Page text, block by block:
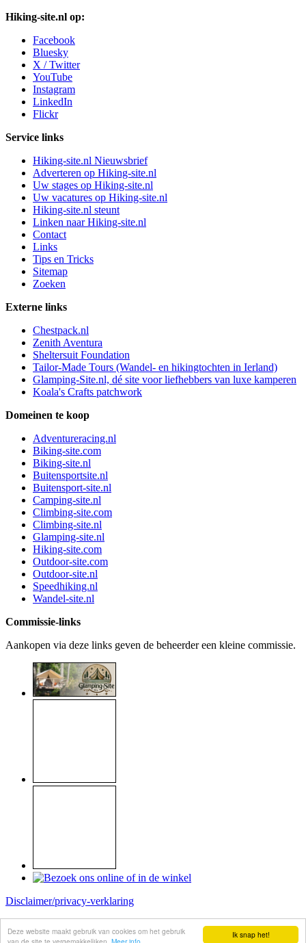
Ik snap het!
Deze website maakt gebruik van cookies om het gebruik
Hiking-site.nl op:
Facebook
Bluesky
X / Twitter
YouTube
Instagram
LinkedIn
Flickr
Service links
Hiking-site.nl Nieuwsbrief
Adverteren op Hiking-site.nl
Uw stages op Hiking-site.nl
Uw vacatures op Hiking-site.nl
Hiking-site.nl steunt
Linken naar Hiking-site.nl
Contact
Links
Tips en Tricks
Sitemap
Zoeken
Externe links
Chestpack.nl
Zenith Aventura
Sheltersuit Foundation
Tailor-Made Tours (Wandel- en hikingtochten in Ierland)
Glamping-Site.nl, dé site voor liefhebbers van luxe kamperen
Koala's Crafts patchwork
Domeinen te koop
Adventureracing.nl
Biking-site.com
Biking-site.nl
Buitensportsite.nl
Buitensport-site.nl
Camping-site.nl
Climbing-site.com
Climbing-site.nl
Glamping-site.nl
Hiking-site.com
Outdoor-site.com
Outdoor-site.nl
Speedhiking.nl
Wandel-site.nl
Commissie-links
Aankopen via deze links geven de beheerder een kleine commissie.
Disclaimer/privacy-verklaring
Site made byKoome-webservice